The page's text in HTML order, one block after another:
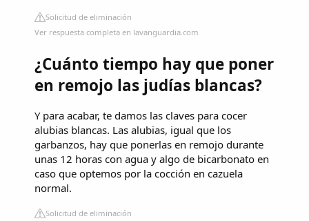
Solicitud de eliminación
Ver respuesta completa en lavanguardia.com
¿Cuánto tiempo hay que poner
en remojo las judías blancas?
Y para acabar, te damos las claves para cocer
alubias blancas. Las alubias, igual que los
garbanzos, hay que ponerlas en remojo durante
unas 12 horas con agua y algo de bicarbonato en
caso que optemos por la cocción en cazuela
normal.
Solicitud de eliminación